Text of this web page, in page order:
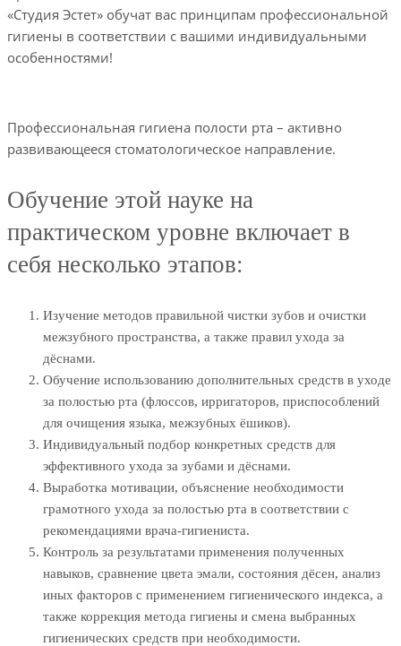
«Студия Эстет» обучат вас принципам профессиональной
гигиены в соответствии с вашими индивидуальными
особенностями!
Профессиональная гигиена полости рта – активно
развивающееся стоматологическое направление.
Обучение этой науке на
практическом уровне включает в
себя несколько этапов:
Изучение методов правильной чистки зубов и очистки
межзубного пространства, а также правил ухода за
дёснами.
Обучение использованию дополнительных средств в уходе
за полостью рта (флоссов, ирригаторов, приспособлений
для очищения языка, межзубных ёшиков).
Индивидуальный подбор конкретных средств для
эффективного ухода за зубами и дёснами.
Выработка мотивации, объяснение необходимости
грамотного ухода за полостью рта в соответствии с
рекомендациями врача-гигиениста.
Контроль за результатами применения полученных
навыков, сравнение цвета эмали, состояния дёсен, анализ
иных факторов с применением гигиенического индекса, а
также коррекция метода гигиены и смена выбранных
гигиенических средств при необходимости.